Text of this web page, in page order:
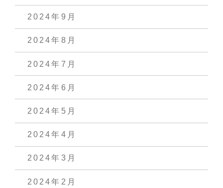
2024年9月
2024年8月
2024年7月
2024年6月
2024年5月
2024年4月
2024年3月
2024年2月